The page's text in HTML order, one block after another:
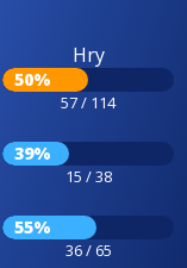
Hry
50%
57 / 114
39%
15 / 38
55%
36 / 65